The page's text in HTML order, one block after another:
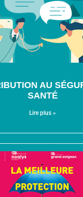
AU
SANTÉ
Lire plus »